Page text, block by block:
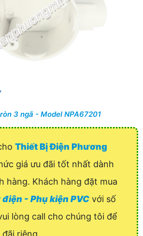
3 ngã - Model NPA67201
Thiết Bị Điện Phương
giá ưu đãi tốt nhất dành
hàng. Khách hàng đặt mua
- Phụ kiện PVC với số
lòng call cho chúng tôi để
riêng.